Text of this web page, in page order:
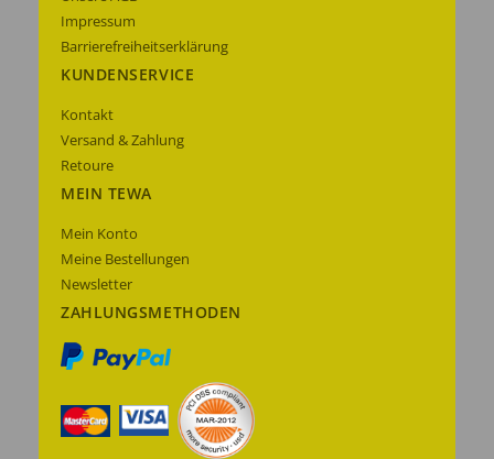
Impressum
Barrierefreiheitserklärung
KUNDENSERVICE
Kontakt
Versand & Zahlung
Retoure
MEIN TEWA
Mein Konto
Meine Bestellungen
Newsletter
ZAHLUNGSMETHODEN